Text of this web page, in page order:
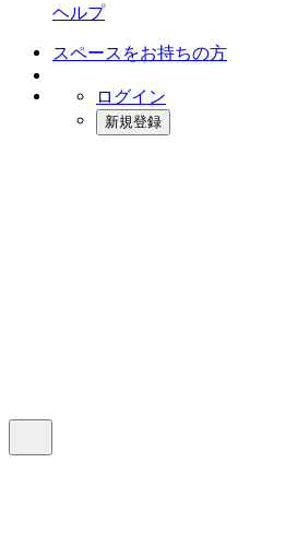
ヘルプ
スペースをお持ちの方
ログイン
新規登録